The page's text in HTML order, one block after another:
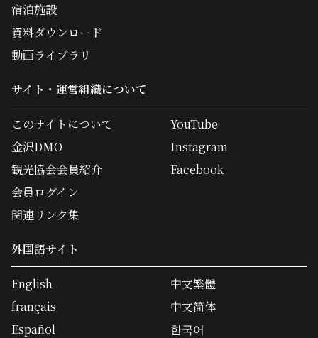
宿泊施設
資料ダウンロード
動画ライブラリ
サイト・運営組織について
このサイトについて
金沢DMO
観光協会会員紹介
会員ログイン
関連リンク集
YouTube
Instagram
Facebook
外国語サイト
English
français
Español
中文繁體
中文简体
한국어